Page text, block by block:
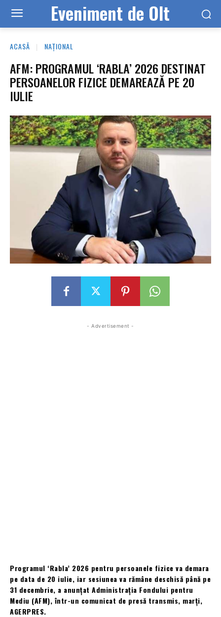
Eveniment de Olt
ACASĂ NAȚIONAL
AFM: PROGRAMUL ‘RABLA’ 2026 DESTINAT
PERSOANELOR FIZICE DEMAREAZĂ PE 20
IULIE
- Advertisement -
Programul ‘Rabla’ 2026 pentru persoanele fizice va demara
pe data de 20 iulie, iar sesiunea va rămâne deschisă până pe
31 decembrie, a anunțat Administrația Fondului pentru
Mediu (AFM), într-un comunicat de presă transmis, marți,
AGERPRES.